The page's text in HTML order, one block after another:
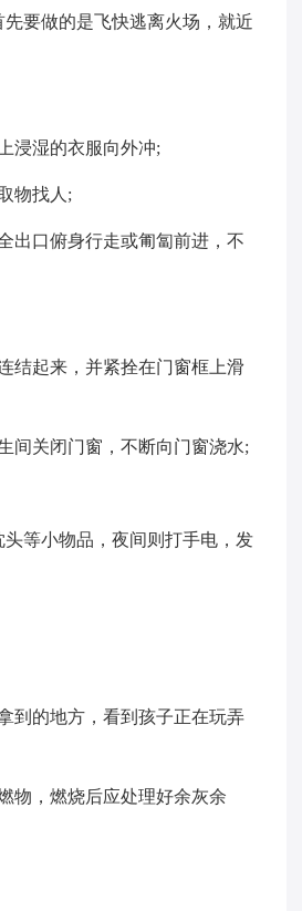
要做的是飞快逃离火场，就近
浸湿的衣服向外冲;
物找人;
出口俯身行走或匍匐前进，不
结起来，并紧拴在门窗框上滑
间关闭门窗，不断向门窗浇水;
等小物品，夜间则打手电，发
到的地方，看到孩子正在玩弄
物，燃烧后应处理好余灰余